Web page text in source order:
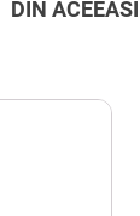
DIN